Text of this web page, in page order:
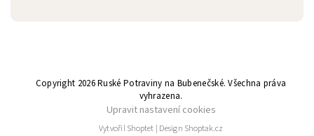
Copyright 2026Ruské Potraviny na Bubenečské. Všechna práva
vyhrazena.
Upravit nastavení cookies
VytvořilShoptet | Design Shoptak.cz